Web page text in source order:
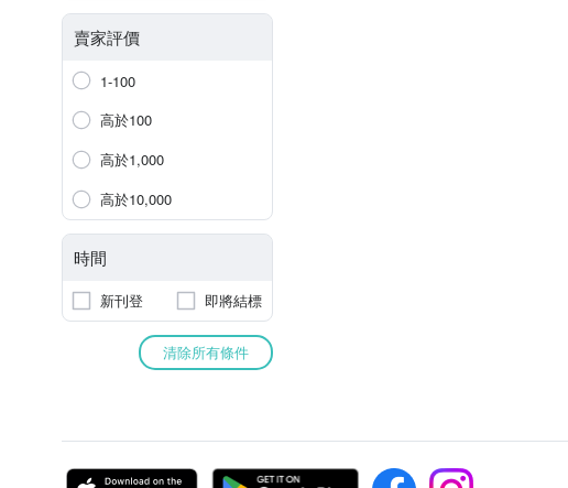
賣家評價
1-100
高於100
高於1,000
高於10,000
時間
新刊登 即將結標
清除所有條件